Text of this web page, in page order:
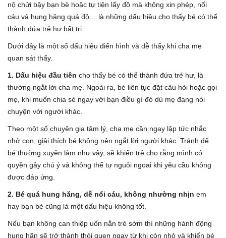
nộ chửi bậy bạn bè hoặc tự tiện lấy đồ mà không xin phép, nổi
cáu và hung hăng quá độ… là những dấu hiệu cho thấy bé có thể
thành đứa trẻ hư bất trị.
Dưới đây là một số dấu hiệu điển hình và dễ thấy khi cha mẹ
quan sát thấy.
1. Dấu hiệu đầu tiên cho thấy bé có thể thành đứa trẻ hư, là
thường ngắt lời cha mẹ. Ngoài ra, bé liên tục đặt câu hỏi hoặc gọi
mẹ, khi muốn chia sẻ ngay với bạn điều gì đó dù mẹ đang nói
chuyện với người khác.
Theo một số chuyên gia tâm lý, cha mẹ cần ngay lập tức nhắc
nhở con, giải thích bé không nên ngắt lời người khác. Tránh để
bé thường xuyên làm như vậy, sẽ khiến trẻ cho rằng mình có
quyền gây chú ý và không thể tự nguôi ngoai khi yêu cầu không
được đáp ứng.
2. Bé quá hung hăng, dễ nổi cáu, không nhường nhịn em
hay bạn bè cũng là một dấu hiệu không tốt.
Nếu bạn không can thiệp uốn nắn trẻ sớm thì những hành động
hung hãn sẽ trở thành thói quen ngay từ khi còn nhỏ và khiến bé